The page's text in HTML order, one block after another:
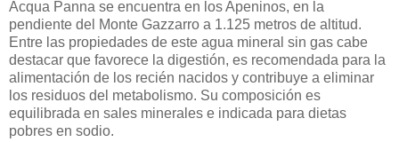
Acqua Panna se encuentra en los Apeninos, en la
pendiente del Monte Gazzarro a 1.125 metros de altitud.
Entre las propiedades de este agua mineral sin gas cabe
destacar que favorece la digestión, es recomendada para la
alimentación de los recién nacidos y contribuye a eliminar
los residuos del metabolismo. Su composición es
equilibrada en sales minerales e indicada para dietas
pobres en sodio.